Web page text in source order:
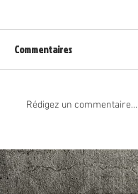
Commentaires
Rédigez un commentaire...